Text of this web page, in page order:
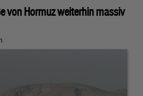
von Hormuz weiterhin massiv